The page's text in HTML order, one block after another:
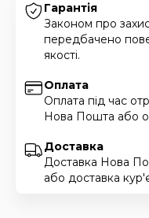
Гарантія
Законом про
передбачено
якості.
Оплата
Оплата під час
Нова Пошта або
Доставка
Доставка Нова
або доставка